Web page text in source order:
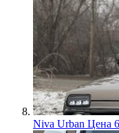
Niva Urban Цена